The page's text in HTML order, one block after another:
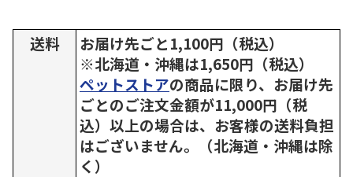
送料
お届け先ごと1,100円（税込）
※北海道・沖縄は1,650円（税込）
ペットストアの商品に限り、お届け先
ごとのご注文金額が11,000円（税
込）以上の場合は、お客様の送料負担
はございません。（北海道・沖縄は除
く）